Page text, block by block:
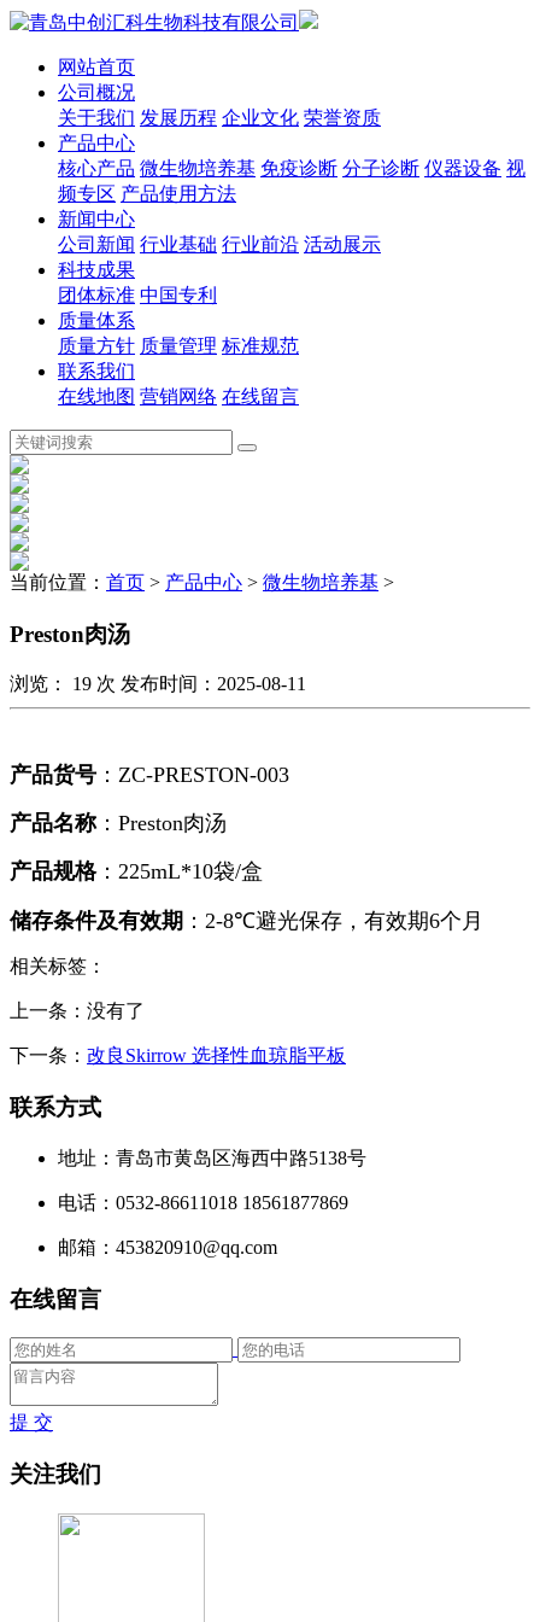
网站首页
公司概况
关于我们 发展历程 企业文化 荣誉资质
产品中心
核心产品 微生物培养基 免疫诊断 分子诊断 仪器设备 视
频专区 产品使用方法
新闻中心
公司新闻 行业基础 行业前沿 活动展示
科技成果
团体标准 中国专利
质量体系
质量方针 质量管理 标准规范
联系我们
在线地图 营销网络 在线留言
当前位置： 首页 > 产品中心 > 微生物培养基 >
Preston肉汤
浏览： 19 次 发布时间：2025-08-11
产品货号 ： ZC-PRESTON-003
产品名称： Preston肉汤
产品规格： 225mL*10袋/盒
储存条件及有效期 ： 2-8℃避光保存，有效期6个月
相关标签：
上一条：没有了
下一条： 改良Skirrow 选择性血琼脂平板
联系方式
地址：青岛市黄岛区海西中路5138号
电话：0532-86611018 18561877869
邮箱：453820910@qq.com
在线留言
提 交
关注我们